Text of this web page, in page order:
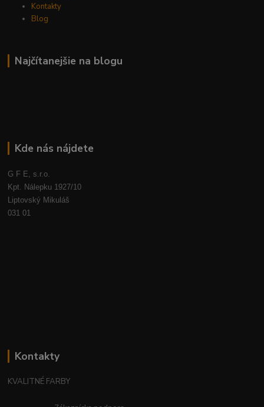
Kontakty
Blog
Najčítanejšie na blogu
Kde nás nájdete
G F E, s.r.o.
Kpt. Nálepku 1927/10
Liptovský Mikuláš
031 01
Kontakty
KVALITNÉ FARBY